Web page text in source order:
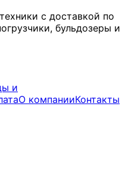
с доставкой по
бульдозеры и
и
О компанииКонтакты